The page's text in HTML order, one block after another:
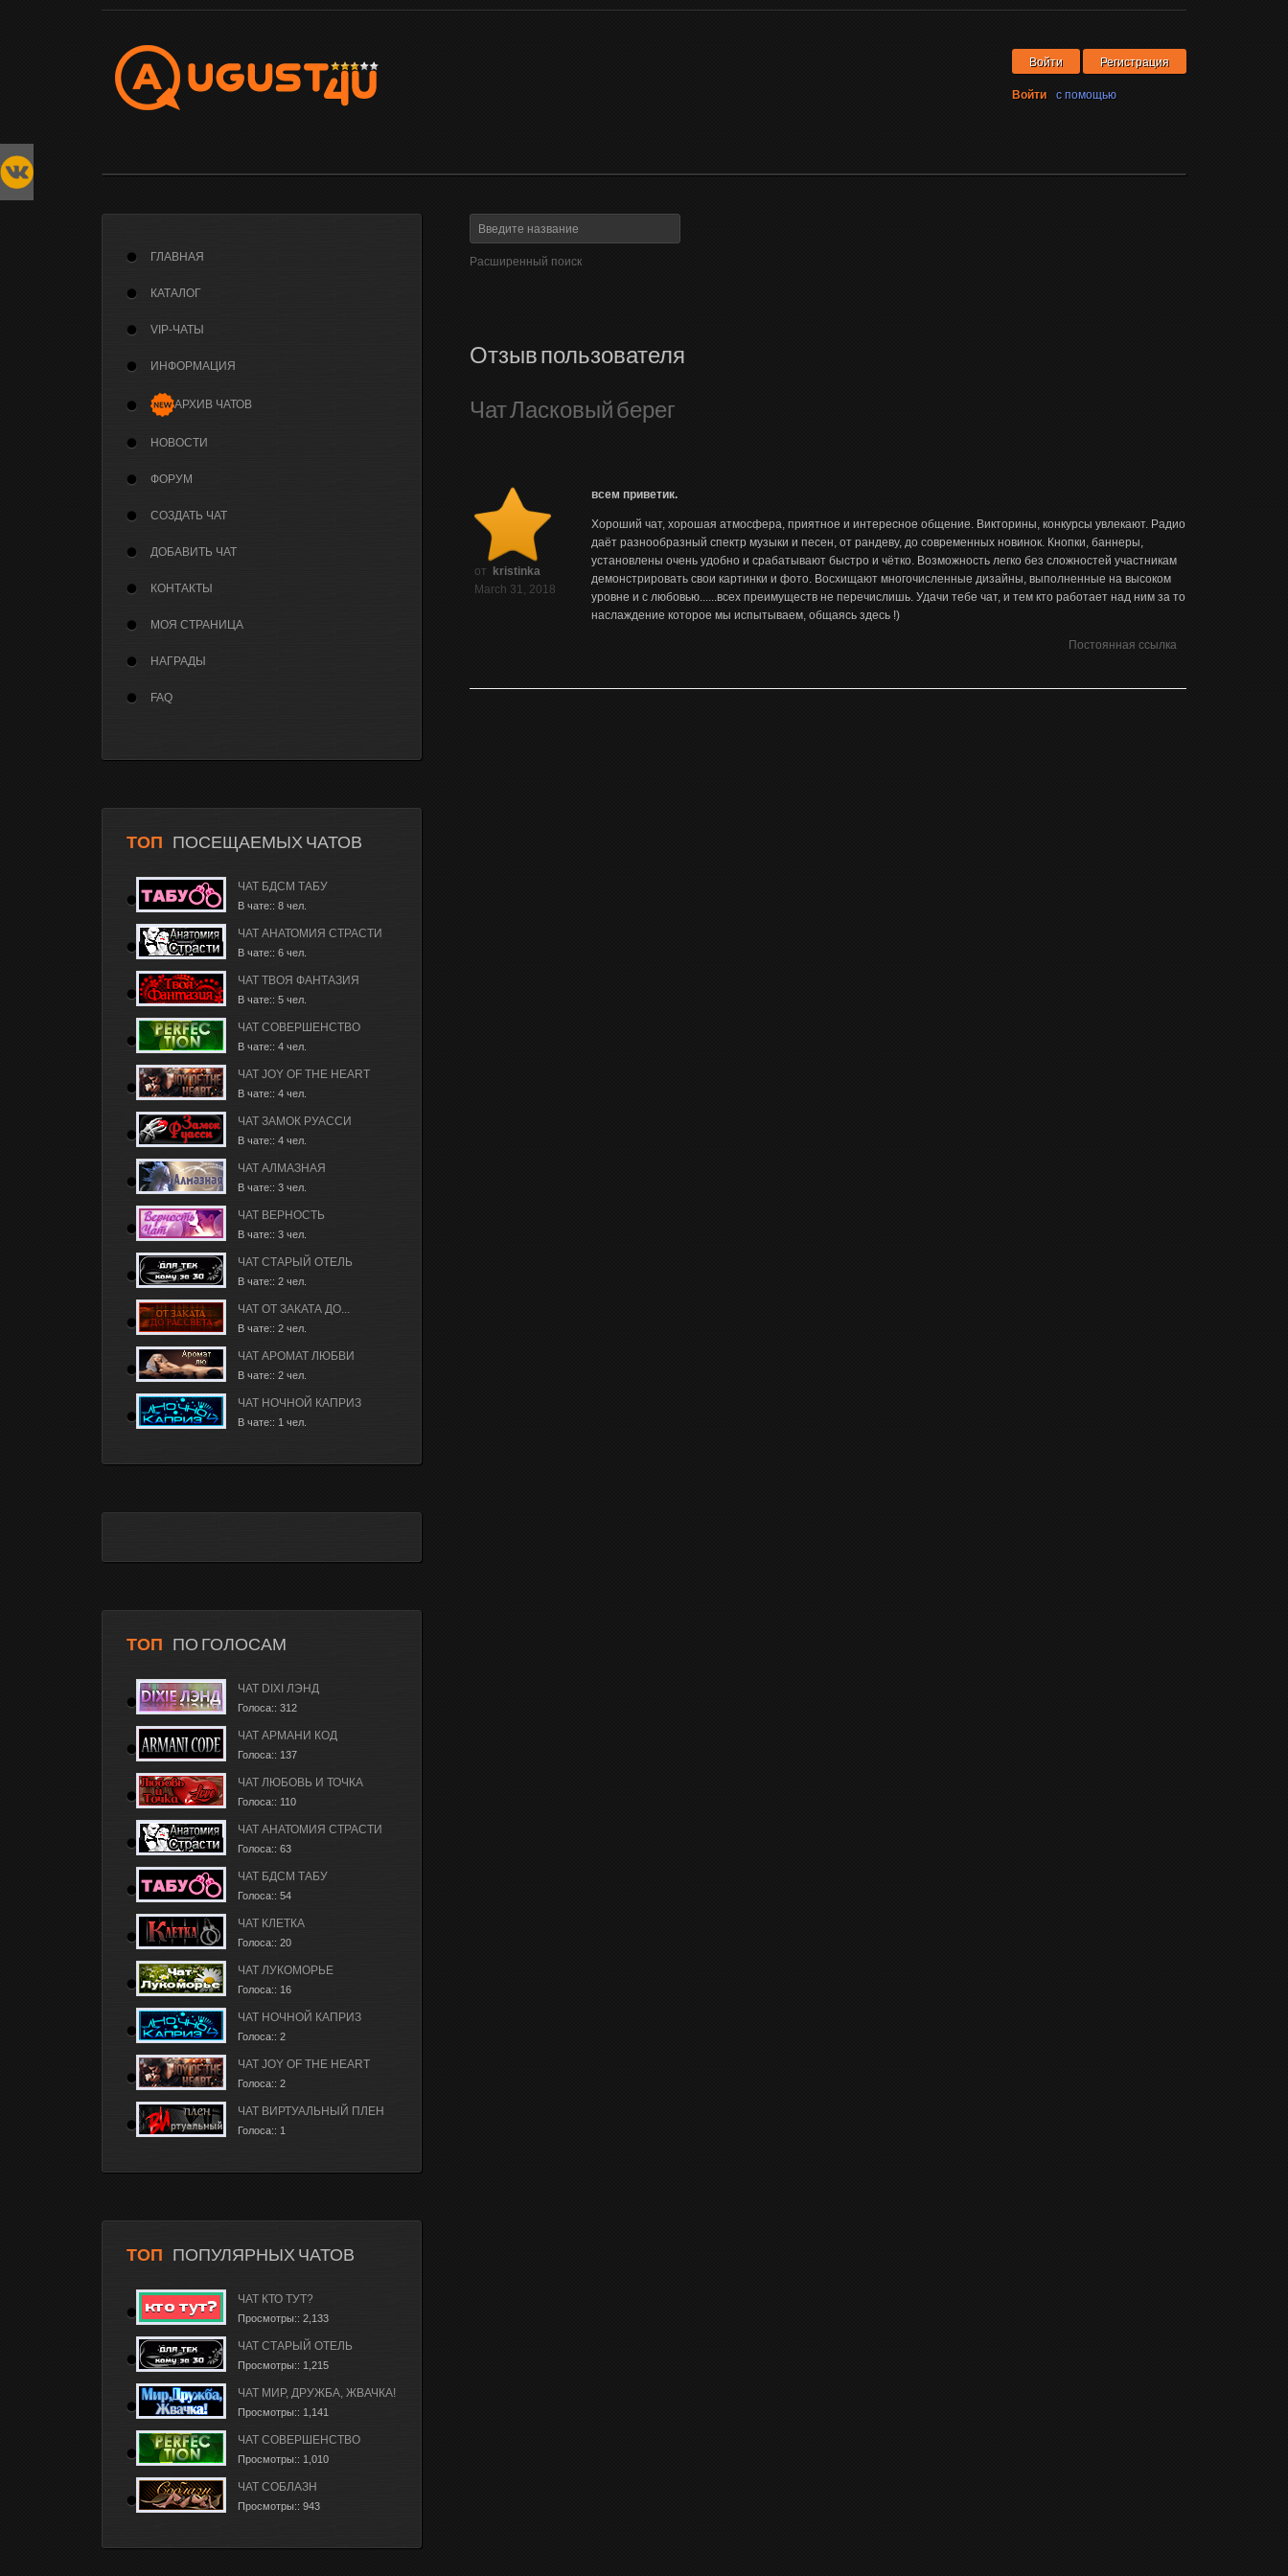
Войти Регистрация
Войти с помощью
ГЛАВНАЯ
КАТАЛОГ
VIP-ЧАТЫ
ИНФОРМАЦИЯ
АРХИВ ЧАТОВ
НОВОСТИ
ФОРУМ
СОЗДАТЬ ЧАТ
ДОБАВИТЬ ЧАТ
КОНТАКТЫ
МОЯ СТРАНИЦА
НАГРАДЫ
FAQ
ТОП ПОСЕЩАЕМЫХ ЧАТОВ
ЧАТ БДСМ ТАБУ
В чате:: 8 чел.
ЧАТ АНАТОМИЯ СТРАСТИ
В чате:: 6 чел.
ЧАТ ТВОЯ ФАНТАЗИЯ
В чате:: 5 чел.
ЧАТ СОВЕРШЕНСТВО
В чате:: 4 чел.
ЧАТ JOY OF THE HEART
В чате:: 4 чел.
ЧАТ ЗАМОК РУАССИ
В чате:: 4 чел.
ЧАТ АЛМАЗНАЯ
В чате:: 3 чел.
ЧАТ ВЕРНОСТЬ
В чате:: 3 чел.
ЧАТ СТАРЫЙ ОТЕЛЬ
В чате:: 2 чел.
ЧАТ ОТ ЗАКАТА ДО...
В чате:: 2 чел.
ЧАТ АРОМАТ ЛЮБВИ
В чате:: 2 чел.
ЧАТ НОЧНОЙ КАПРИЗ
В чате:: 1 чел.
ТОП ПО ГОЛОСАМ
ЧАТ DIXI ЛЭНД
Голоса:: 312
ЧАТ АРМАНИ КОД
Голоса:: 137
ЧАТ ЛЮБОВЬ И ТОЧКА
Голоса:: 110
ЧАТ АНАТОМИЯ СТРАСТИ
Голоса:: 63
ЧАТ БДСМ ТАБУ
Голоса:: 54
ЧАТ КЛЕТКА
Голоса:: 20
ЧАТ ЛУКОМОРЬЕ
Голоса:: 16
ЧАТ НОЧНОЙ КАПРИЗ
Голоса:: 2
ЧАТ JOY OF THE HEART
Голоса:: 2
ЧАТ ВИРТУАЛЬНЫЙ ПЛЕН
Голоса:: 1
ТОП ПОПУЛЯРНЫХ ЧАТОВ
ЧАТ КТО ТУТ?
Просмотры:: 2,133
ЧАТ СТАРЫЙ ОТЕЛЬ
Просмотры:: 1,215
ЧАТ МИР, ДРУЖБА, ЖВАЧКА!
Просмотры:: 1,141
ЧАТ СОВЕРШЕНСТВО
Просмотры:: 1,010
ЧАТ СОБЛАЗН
Просмотры:: 943
Расширенный поиск
Отзыв пользователя
Чат Ласковый берег
от kristinka
March 31, 2018
всем приветик.
Хороший чат, хорошая атмосфера, приятное и интересное общение. Викторины, конкурсы увлекают. Радио
даёт разнообразный спектр музыки и песен, от рандеву, до современных новинок. Кнопки, баннеры,
установлены очень удобно и срабатывают быстро и чётко. Возможность легко без сложностей участникам
демонстрировать свои картинки и фото. Восхищают многочисленные дизайны, выполненные на высоком
уровне и с любовью......всех преимуществ не перечислишь. Удачи тебе чат, и тем кто работает над ним за то
наслаждение которое мы испытываем, общаясь здесь !)
Постоянная ссылка